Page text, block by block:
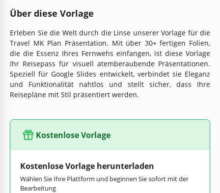
Über diese Vorlage
Erleben Sie die Welt durch die Linse unserer Vorlage für die
Travel MK Plan Präsentation. Mit über 30+ fertigen Folien,
die die Essenz Ihres Fernwehs einfangen, ist diese Vorlage
Ihr Reisepass für visuell atemberaubende Präsentationen.
Speziell für Google Slides entwickelt, verbindet sie Eleganz
und Funktionalität nahtlos und stellt sicher, dass Ihre
Reisepläne mit Stil präsentiert werden.
Kostenlose Vorlage
Kostenlose Vorlage herunterladen
Wählen Sie Ihre Plattform und beginnen Sie sofort mit der
Bearbeitung